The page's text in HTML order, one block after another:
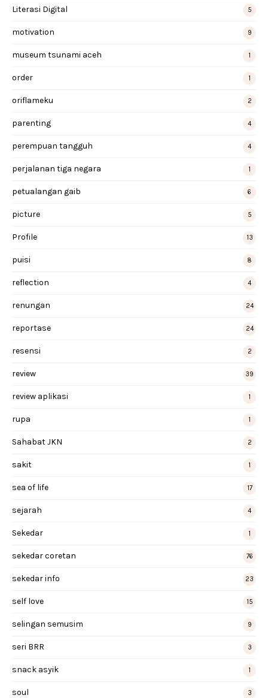
Literasi Digital 5
motivation 9
museum tsunami aceh 1
order 1
oriflameku 2
parenting 4
perempuan tangguh 4
perjalanan tiga negara 1
petualangan gaib 6
picture 5
Profile 13
puisi 8
reflection 4
renungan 24
reportase 24
resensi 2
review 39
review aplikasi 1
rupa 1
Sahabat JKN 2
sakit 1
sea of life 17
sejarah 4
Sekedar 1
sekedar coretan 76
sekedar info 23
self love 15
selingan semusim 9
seri BRR 3
snack asyik 1
soul 3